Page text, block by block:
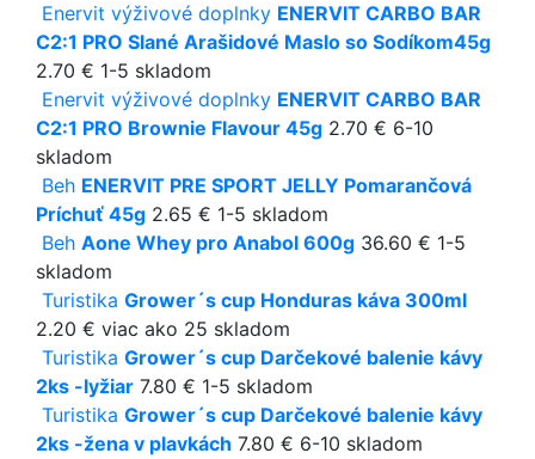
Enervit výživové doplnky ENERVIT CARBO BAR
C2:1 PRO Slané Arašidové Maslo so Sodíkom45g
2.70 € 1-5 skladom
Enervit výživové doplnky ENERVIT CARBO BAR
C2:1 PRO Brownie Flavour 45g 2.70 € 6-10
skladom
Beh ENERVIT PRE SPORT JELLY Pomarančová
Príchuť 45g 2.65 € 1-5 skladom
Beh Aone Whey pro Anabol 600g 36.60 € 1-5
skladom
Turistika Grower´s cup Honduras káva 300ml
2.20 € viac ako 25 skladom
Turistika Grower´s cup Darčekové balenie kávy
2ks -lyžiar 7.80 € 1-5 skladom
Turistika Grower´s cup Darčekové balenie kávy
2ks -žena v plavkách 7.80 € 6-10 skladom